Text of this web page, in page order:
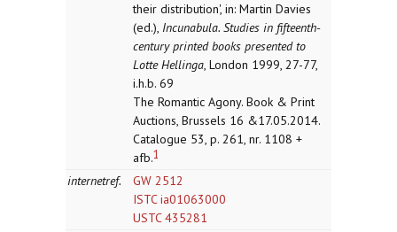
their distribution', in: Martin Davies
(ed.), Incunabula. Studies in fifteenth-
century printed books presented to
Lotte Hellinga, London 1999, 27-77,
i.h.b. 69
The Romantic Agony. Book & Print
Auctions, Brussels 16 &17.05.2014.
Catalogue 53, p. 261, nr. 1108 +
afb.1
internetref.
GW 2512
ISTC ia01063000
USTC 435281